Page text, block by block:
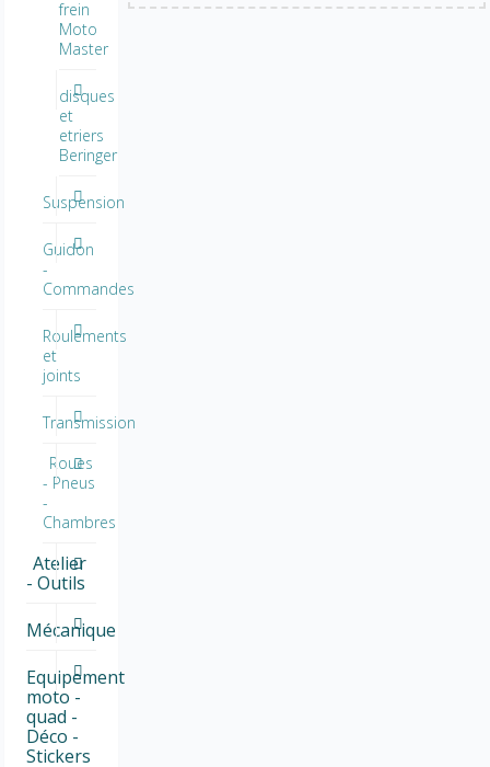
frein
Moto
Master
disques
et
etriers
Beringer
Suspension
Guidon
-
Commandes
Roulements
et
joints
Transmission
Roues
- Pneus
-
Chambres
Atelier
- Outils
Mécanique
Equipement
moto -
quad -
Déco -
Stickers